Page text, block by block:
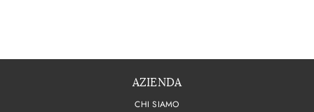
AZIENDA
CHI SIAMO